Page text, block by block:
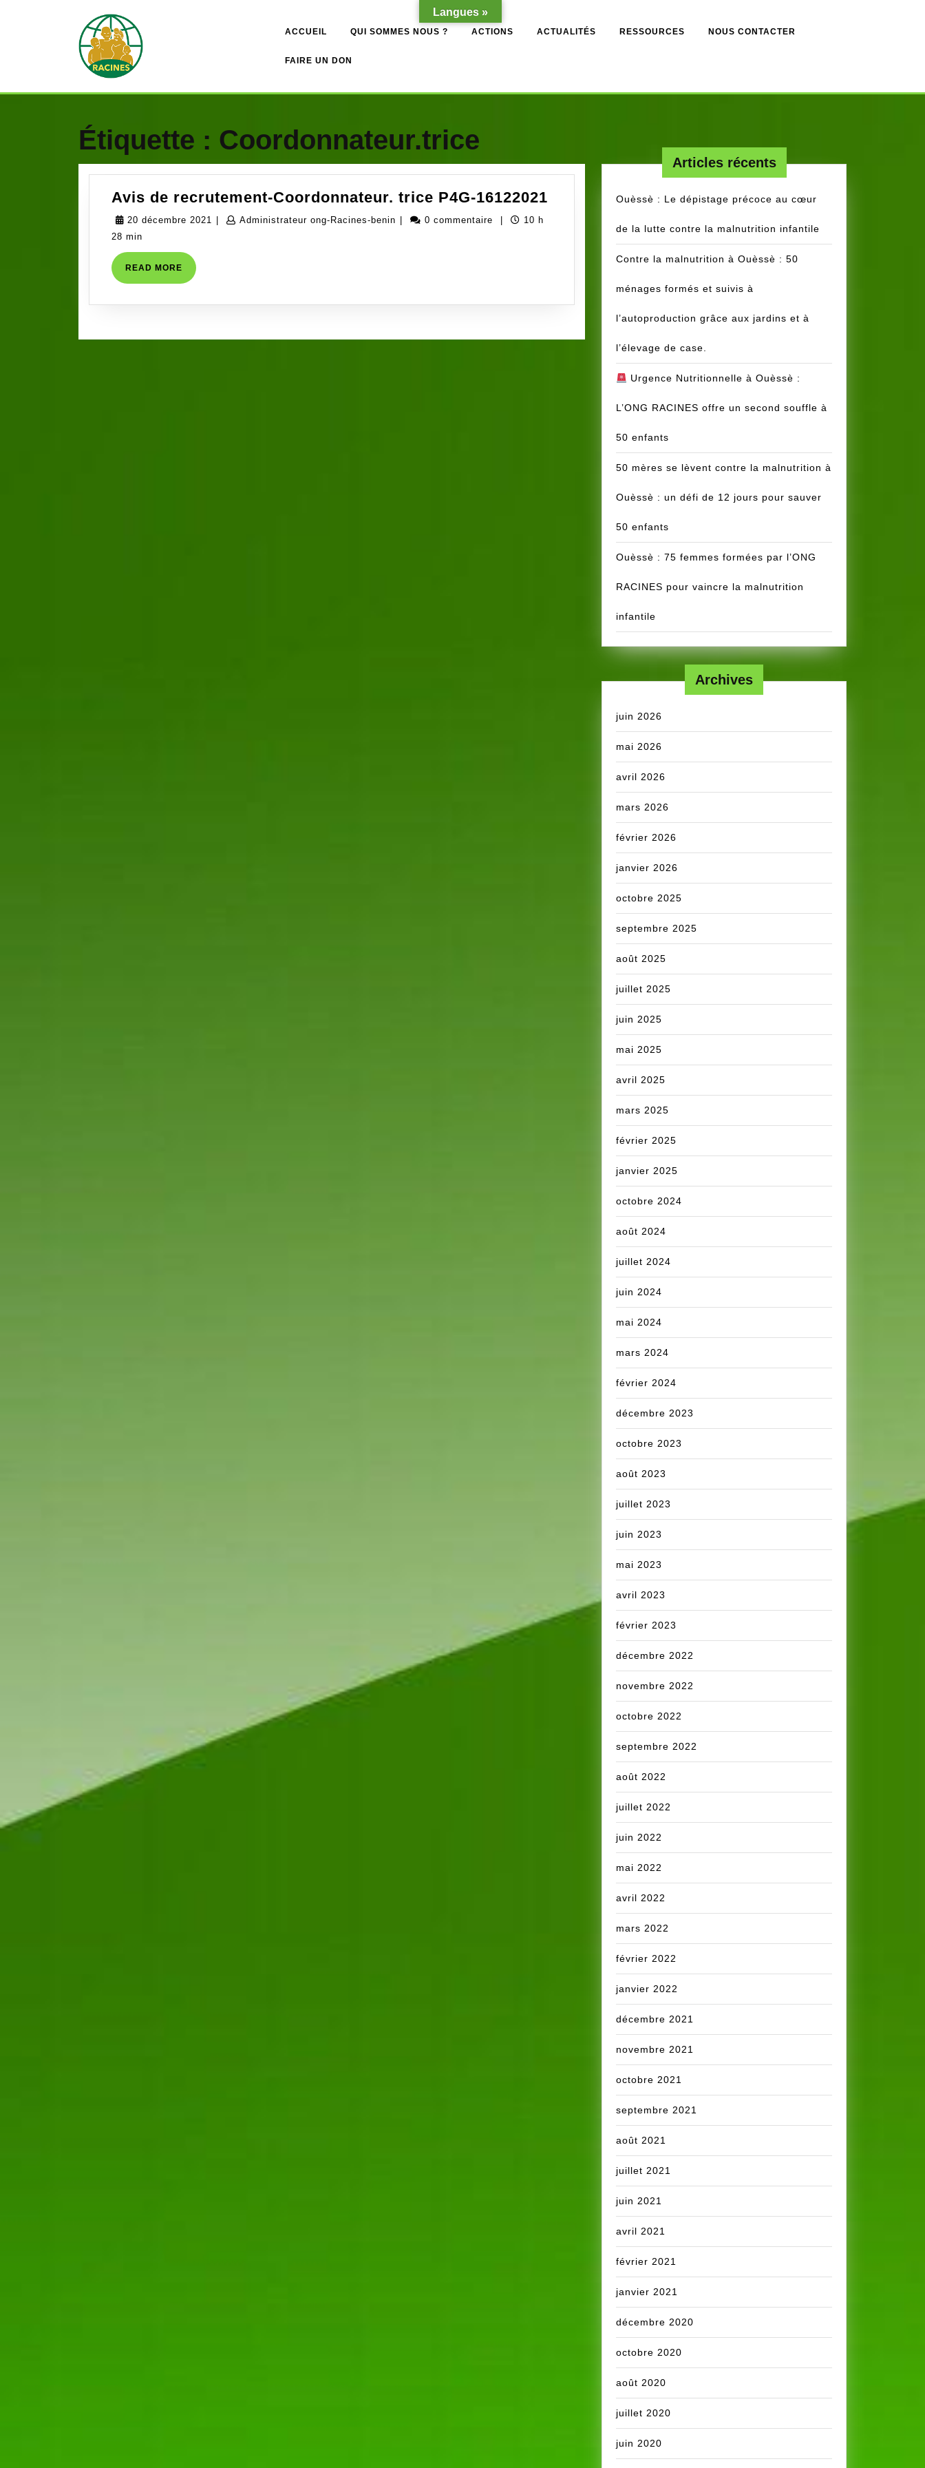
ACCUEIL QUI SOMMES NOUS ? ACTIONS ACTUALITÉS RESSOURCES NOUS CONTACTER
FAIRE UN DON
Étiquette : Coordonnateur.trice
Avis de recrutement-Coordonnateur. trice P4G-16122021
recrutement-
Coordonnateur.
16122021
20 décembre 2021 20
Administrateur ong-Racines-benin Administrateur
0 commentaire
10 h
28 min
READ MORE READ
MORE
Articles récents
Ouèssè : Le dépistage précoce au cœur
de la lutte contre la malnutrition infantile
Contre la malnutrition à Ouèssè : 50
ménages formés et suivis à
l’autoproduction grâce aux jardins et à
l’élevage de case.
Urgence Nutritionnelle à Ouèssè :
L’ONG RACINES offre un second souffle à
50 enfants
50 mères se lèvent contre la malnutrition à
Ouèssè : un défi de 12 jours pour sauver
50 enfants
Ouèssè : 75 femmes formées par l’ONG
RACINES pour vaincre la malnutrition
infantile
Archives
juin 2026
mai 2026
avril 2026
mars 2026
février 2026
janvier 2026
octobre 2025
septembre 2025
août 2025
juillet 2025
juin 2025
mai 2025
avril 2025
mars 2025
février 2025
janvier 2025
octobre 2024
août 2024
juillet 2024
juin 2024
mai 2024
mars 2024
février 2024
décembre 2023
octobre 2023
août 2023
juillet 2023
juin 2023
mai 2023
avril 2023
février 2023
décembre 2022
novembre 2022
octobre 2022
septembre 2022
août 2022
juillet 2022
juin 2022
mai 2022
avril 2022
mars 2022
février 2022
janvier 2022
décembre 2021
novembre 2021
octobre 2021
septembre 2021
août 2021
juillet 2021
juin 2021
avril 2021
février 2021
janvier 2021
décembre 2020
octobre 2020
août 2020
juillet 2020
juin 2020
Langues »